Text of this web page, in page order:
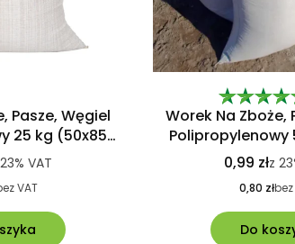
Pasze, Węgiel
25 kg (50x85
23% VAT
VAT
Worek Na Zboże,
Polipropylenowy
cm)
0,99 złz
0,80 złbez
Do